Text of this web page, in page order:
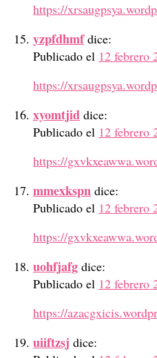
https://
yzpfdhmf dice:
Publicado el 12 febrero
https://
xyomtjid dice:
Publicado el 12 febrero
https://
mmexkspn dice:
Publicado el 12 febrero
https://
uohfjafg dice:
Publicado el 12 febrero
https://
uiiftzsj dice: